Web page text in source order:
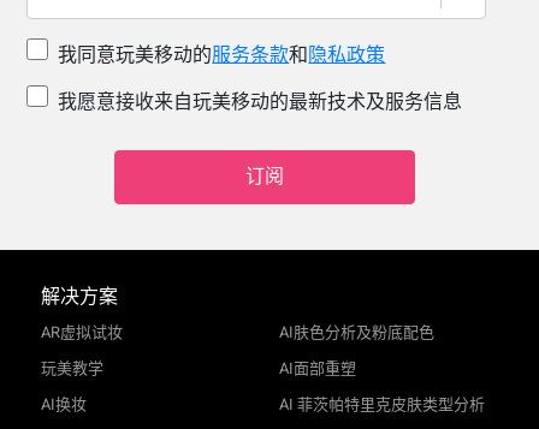
我同意玩美移动的服务条款和隐私政策
我愿意接收来自玩美移动的最新技术及服务信息
订阅
解决方案
AR虚拟试妆
玩美教学
AI换妆
AI肤色分析及粉底配色
AI面部重塑
AI 菲茨帕特里克皮肤类型分析